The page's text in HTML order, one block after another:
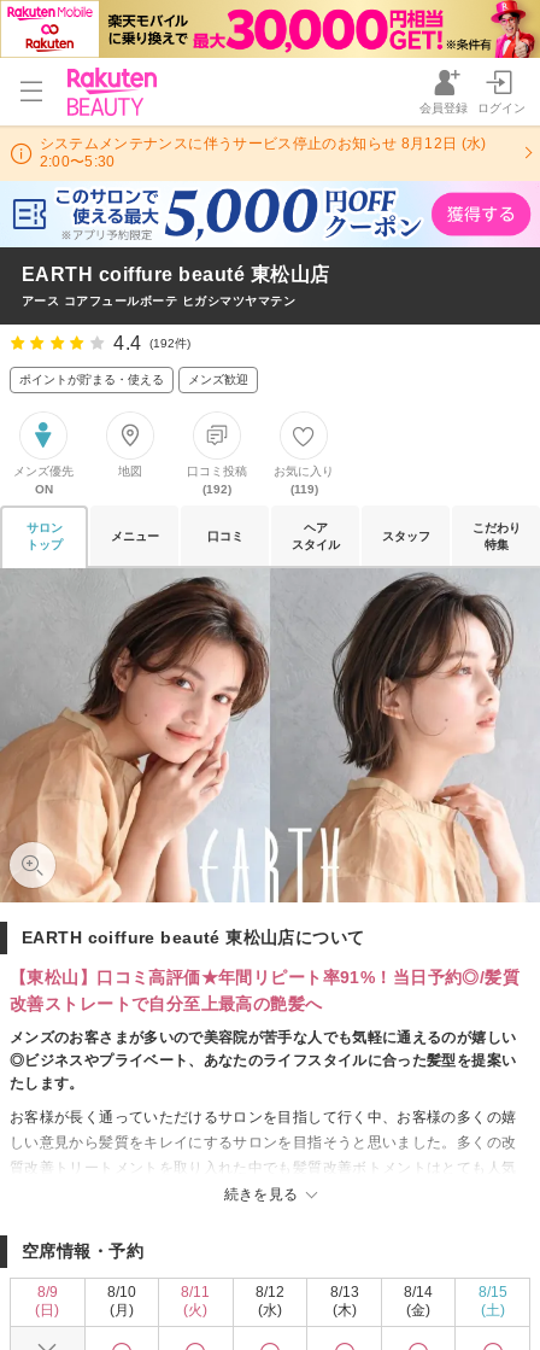
会員登録 ログイン
システムメンテナンスに伴うサービス停止のお知らせ 8月12日 (水)
2:00〜5:30
EARTH coiffure beauté 東松山店
アース コアフュールボーテ ヒガシマツヤマテン
4.4 (192件)
ポイントが貯まる・使える メンズ歓迎
メンズ優先
ON
地図
口コミ投稿
(192)
お気に入り
(119)
サロン
トップ
メニュー 口コミ
ヘア
スタイル
スタッフ
こだわり
特集
EARTH coiffure beauté 東松山店について
【東松山】口コミ高評価★年間リピート率91%！当日予約◎/髪質
改善ストレートで自分至上最高の艶髪へ
メンズのお客さまが多いので美容院が苦手な人でも気軽に通えるのが嬉しい
◎ビジネスやプライベート、あなたのライフスタイルに合った髪型を提案い
たします。
続きを見る
お客様が長く通っていただけるサロンを目指して行く中、お客様の多くの嬉
しい意見から髪質をキレイにするサロンを目指そうと思いました。多くの改
質改善トリートメントを取り入れた中でも髪質改善ボトメントはとても人気
のメニューです。キレイのなりたいが見つかるを叶えます。
空席情報・予約
8/9
(日)
8/10
(月)
8/11
(火)
8/12
(水)
8/13
(木)
8/14
(金)
8/15
(土)